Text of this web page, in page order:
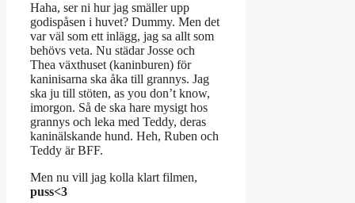
Haha, ser ni hur jag smäller upp
godispåsen i huvet? Dummy. Men det
var väl som ett inlägg, jag sa allt som
behövs veta. Nu städar Josse och
Thea växthuset (kaninburen) för
kaninisarna ska åka till grannys. Jag
ska ju till stöten, as you don’t know,
imorgon. Så de ska hare mysigt hos
grannys och leka med Teddy, deras
kaninälskande hund. Heh, Ruben och
Teddy är BFF.
Men nu vill jag kolla klart filmen,
puss<3